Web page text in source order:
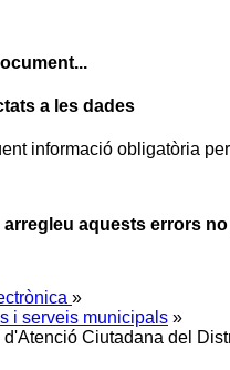
a les dades
informació obligatòria
arregleu aquests errors
»
i serveis municipals »
d'Atenció Ciutadana del